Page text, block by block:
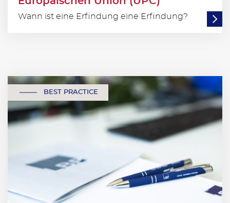
Wann ist eine Erfindung eine Erfindung?
BEST PRACTICE